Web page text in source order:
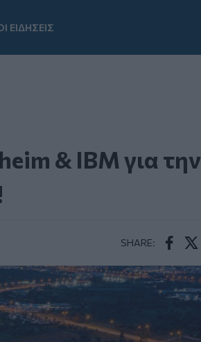
ΕΙΔΗΣΕΙΣ
& IBM για την
SHARE: